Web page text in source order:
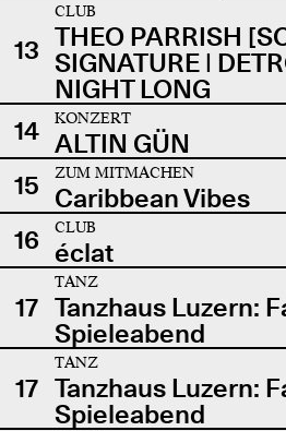
13
CLUB
THEO PARRISH
SIGNATURE |
NIGHT LONG
14
KONZERT
ALTIN GÜN
15
ZUM MITMACHEN
Caribbean Vibes
16
CLUB
éclat
17
TANZ
Tanzhaus Luzern:
Spieleabend
17
TANZ
Tanzhaus Luzern:
Spieleabend